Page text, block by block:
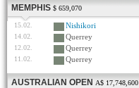
MEMPHIS $ 659,070
15.02. Nishikori
14.02. Querrey
12.02. Querrey
11.02. Querrey
AUSTRALIAN OPEN A$ 17,748,600